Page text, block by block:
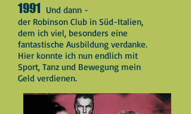
1991 Und dann -
der Robinson Club in Süd-Italien,
dem ich viel, besonders eine
fantastische Ausbildung verdanke.
Hier konnte ich nun endlich mit
Sport, Tanz und Bewegung mein
Geld verdienen.